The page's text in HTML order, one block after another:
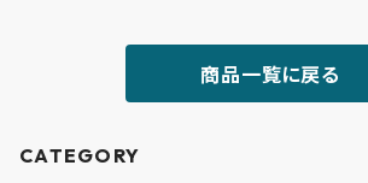
商品一覧に戻る
CATEGORY